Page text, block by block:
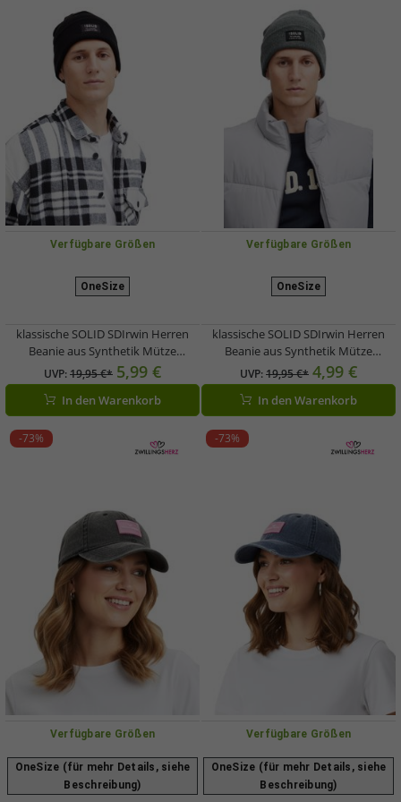
Verfügbare Größen
OneSize
klassische SOLID SDIrwin Herren
Beanie aus Synthetik Mütze
21301127-ME-194008 Schwarz
UVP:19,95 €* 5,99 €
In den Warenkorb
Verfügbare Größen
OneSize
klassische SOLID SDIrwin Herren
Beanie aus Synthetik Mütze
21301127-ME-1840051 Grau
UVP:19,95 €* 4,99 €
In den Warenkorb
-73%
Verfügbare Größen
OneSize (für mehr Details, siehe
Beschreibung)
-73%
Verfügbare Größen
OneSize (für mehr Details, siehe
Beschreibung)